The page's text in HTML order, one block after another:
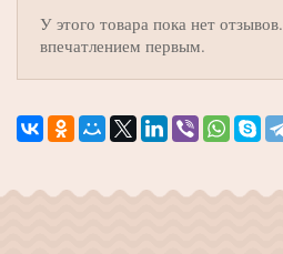
У этого товара пока нет
впечатлением первым.